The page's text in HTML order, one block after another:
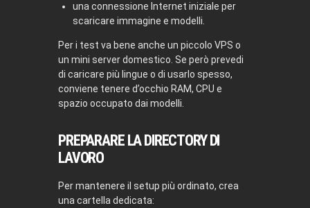
una connessione Internet iniziale per
scaricare immagine e modelli.
Per i test va bene anche un piccolo VPS o
un mini server domestico. Se però prevedi
di caricare più lingue o di usarlo spesso,
conviene tenere d’occhio RAM, CPU e
spazio occupato dai modelli.
PREPARARE LA DIRECTORY DI
LAVORO
Per mantenere il setup più ordinato, crea
una cartella dedicata: